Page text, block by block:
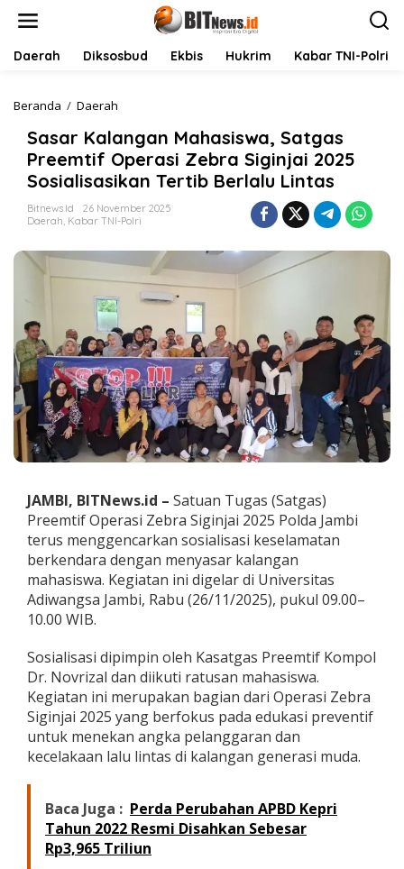
Daerah Diksosbud Ekbis Hukrim Kabar TNI-Polri
Beranda / Daerah
s
a
r
K
a
l
n
g
a
n
a
h
a
s
i
s
w
a
,
a
t
g
a
s
P
e
t
O
p
e
r
i
Z
e
b
Sasar Kalangan Mahasiswa, Satgas
Preemtif Operasi Zebra Siginjai 2025
Sosialisasikan Tertib Berlalu Lintas
Bitnews.id
26 November 2025
Daerah, Kabar TNI-Polri
JAMBI, BITNews.id – Satuan Tugas (Satgas)
Preemtif Operasi Zebra Siginjai 2025 Polda Jambi
terus menggencarkan sosialisasi keselamatan
berkendara dengan menyasar kalangan
mahasiswa. Kegiatan ini digelar di Universitas
Adiwangsa Jambi, Rabu (26/11/2025), pukul 09.00–
10.00 WIB.
Sosialisasi dipimpin oleh Kasatgas Preemtif Kompol
Dr. Novrizal dan diikuti ratusan mahasiswa.
Kegiatan ini merupakan bagian dari Operasi Zebra
Siginjai 2025 yang berfokus pada edukasi preventif
untuk menekan angka pelanggaran dan
kecelakaan lalu lintas di kalangan generasi muda.
Baca Juga : Perda Perubahan APBD Kepri
Tahun 2022 Resmi Disahkan Sebesar
Rp3,965 Triliun